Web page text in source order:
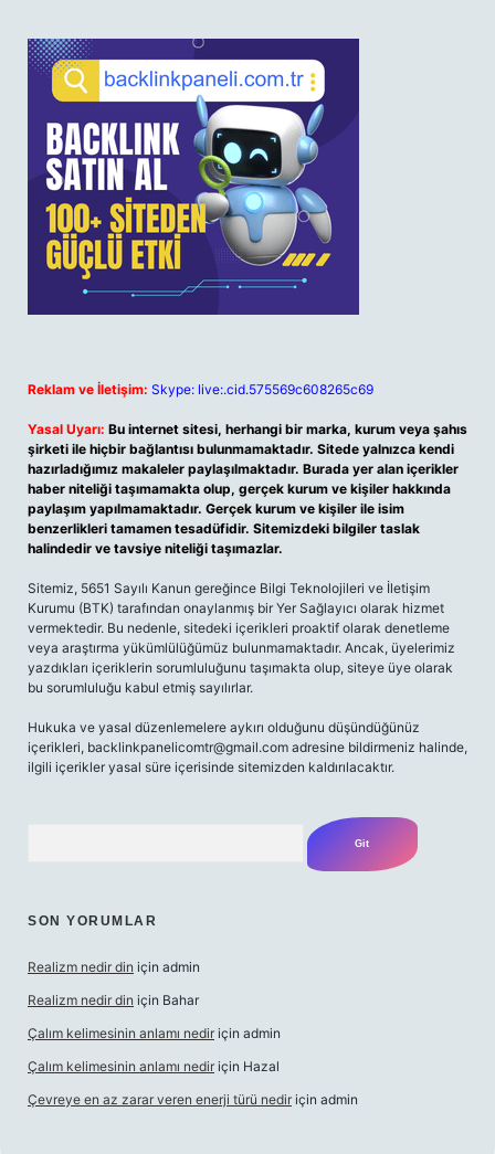
Reklam ve İletişim: Skype: live:.cid.575569c608265c69
Yasal Uyarı: Bu internet sitesi, herhangi bir marka, kurum veya şahıs
şirketi ile hiçbir bağlantısı bulunmamaktadır. Sitede yalnızca kendi
hazırladığımız makaleler paylaşılmaktadır. Burada yer alan içerikler
haber niteliği taşımamakta olup, gerçek kurum ve kişiler hakkında
paylaşım yapılmamaktadır. Gerçek kurum ve kişiler ile isim
benzerlikleri tamamen tesadüfidir. Sitemizdeki bilgiler taslak
halindedir ve tavsiye niteliği taşımazlar.
Sitemiz, 5651 Sayılı Kanun gereğince Bilgi Teknolojileri ve İletişim
Kurumu (BTK) tarafından onaylanmış bir Yer Sağlayıcı olarak hizmet
vermektedir. Bu nedenle, sitedeki içerikleri proaktif olarak denetleme
veya araştırma yükümlülüğümüz bulunmamaktadır. Ancak, üyelerimiz
yazdıkları içeriklerin sorumluluğunu taşımakta olup, siteye üye olarak
bu sorumluluğu kabul etmiş sayılırlar.
Hukuka ve yasal düzenlemelere aykırı olduğunu düşündüğünüz
içerikleri, backlinkpanelicomtr@gmail.com adresine bildirmeniz halinde,
ilgili içerikler yasal süre içerisinde sitemizden kaldırılacaktır.
SON YORUMLAR
Realizm nedir din için admin
Realizm nedir din için Bahar
Çalım kelimesinin anlamı nedir için admin
Çalım kelimesinin anlamı nedir için Hazal
Çevreye en az zarar veren enerji türü nedir için admin